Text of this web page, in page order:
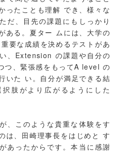
ったことも理解 でき、様々な
だ、目先の課題にもしっかり
ある。夏ター ムには、大学の
要な成績を決めるテストがあ
、Extension の課題や自分の
つ、緊張感をもってA level の
いた い。自分が満足できる結
肢がより広がるようにした
、このような貴重な体験をす
は、田崎理事長をはじめと す
あったからです。本当に感謝